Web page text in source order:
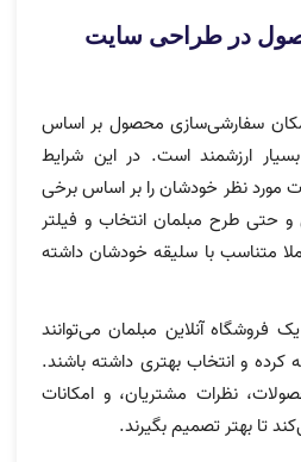
در طراحی سایت
سفارشی‌سازی محصول بر اساس
ارزشمند است. در این شرایط
مورد نظر خودشان را بر اساس برخی
حتی طرح مبلمان انتخاب و فیلتر
متناسب با سلیقه خودشان داشته
فروشگاه آنلاین مبلمان می‌توانند
و انتخاب بهتری داشته باشند.
نظرات مشتریان، و امکانات
تا بهتر تصمیم بگیرند.